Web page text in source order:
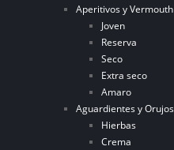
Aperitivos y Vermouth
Joven
Reserva
Seco
Extra seco
Amaro
Aguardientes y Orujos
Hierbas
Crema